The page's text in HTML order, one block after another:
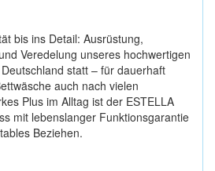
bis ins Detail: Ausrüstung,
Veredelung unseres hochwertigen
statt – für dauerhaft
auch nach vielen
Plus im Alltag ist der ESTELLA
mit lebenslanger Funktionsgarantie
Beziehen.